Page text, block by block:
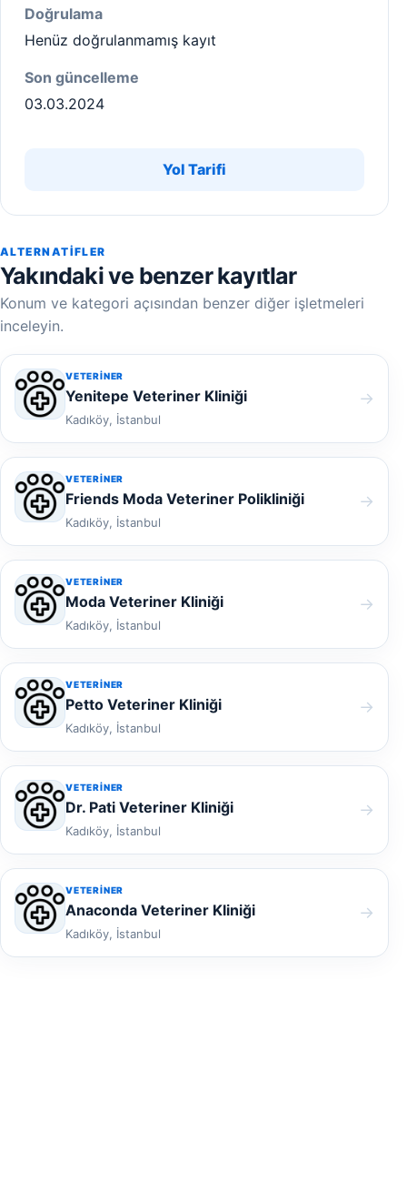
Doğrulama
Henüz doğrulanmamış kayıt
Son güncelleme
03.03.2024
Yol Tarifi
ALTERNATIFLER
Yakındaki ve benzer kayıtlar
Konum ve kategori açısından benzer diğer işletmeleri
inceleyin.
VETERINER
Yenitepe Veteriner Kliniği
Kadıköy, İstanbul
→
VETERINER
Friends Moda Veteriner Polikliniği
Kadıköy, İstanbul
→
VETERINER
Moda Veteriner Kliniği
Kadıköy, İstanbul
→
VETERINER
Petto Veteriner Kliniği
Kadıköy, İstanbul
→
VETERINER
Dr. Pati Veteriner Kliniği
Kadıköy, İstanbul
→
VETERINER
Anaconda Veteriner Kliniği
Kadıköy, İstanbul
→